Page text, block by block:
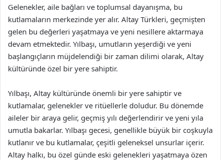
Gelenekler, aile bağları ve toplumsal dayanışma, bu
kutlamaların merkezinde yer alır. Altay Türkleri, geçmişten
gelen bu değerleri yaşatmaya ve yeni nesillere aktarmaya
devam etmektedir. Yılbaşı, umutların yeşerdiği ve yeni
başlangıçların müjdelendiği bir zaman dilimi olarak, Altay
kültüründe özel bir yere sahiptir.
Yılbaşı, Altay kültüründe önemli bir yere sahiptir ve
kutlamalar, gelenekler ve ritüellerle doludur. Bu dönemde
aileler bir araya gelir, geçmiş yılı değerlendirir ve yeni yıla
umutla bakarlar. Yılbaşı gecesi, genellikle büyük bir coşkuyla
kutlanır ve bu kutlamalar, çeşitli geleneksel unsurlar içerir.
Altay halkı, bu özel günde eski gelenekleri yaşatmaya özen